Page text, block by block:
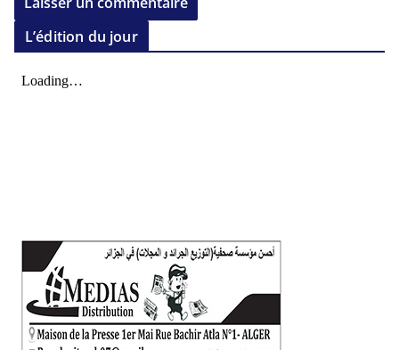
L’édition du jour